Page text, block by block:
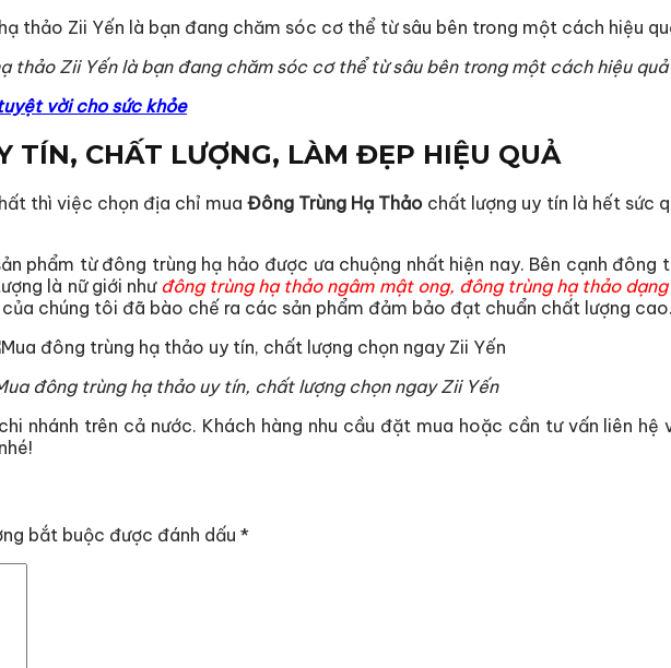
thảo Zii Yến là bạn đang chăm sóc cơ thể từ sâu bên trong một cách hiệu quả
vời cho sức khỏe
TÍN, CHẤT LƯỢNG, LÀM ĐẸP HIỆU QUẢ
thì việc chọn địa chỉ mua Đông Trùng Hạ Thảo chất lượng uy tín là hết sức
phẩm từ đông trùng hạ hảo được ưa chuộng nhất hiện nay. Bên cạnh
là nữ giới như đông trùng hạ thảo ngâm mật ong, đông trùng hạ thảo
chúng tôi đã bào chế ra các sản phẩm đảm bảo đạt chuẩn chất lượng cao.
đông trùng hạ thảo uy tín, chất lượng chọn ngay Zii Yến
nhánh trên cả nước. Khách hàng nhu cầu đặt mua hoặc cần tư vấn liên hệ
bắt buộc được đánh dấu *